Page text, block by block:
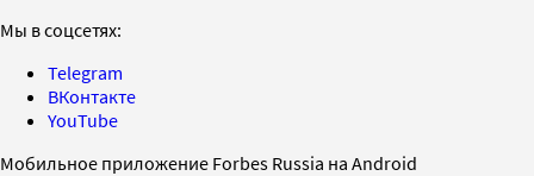
Мы в соцсетях:
Telegram
ВКонтакте
YouTube
Мобильное приложение Forbes Russia на Android